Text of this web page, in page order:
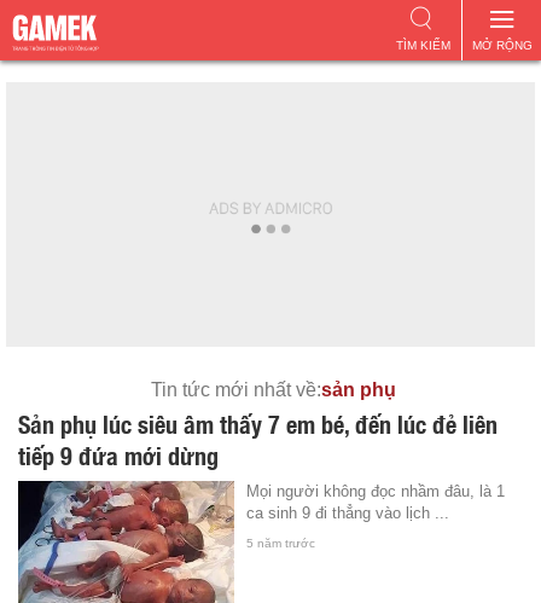
MỞ RỘNG
TÌM KIẾM
Tin tức mới nhất về:sản phụ
Sản phụ lúc siêu âm thấy 7 em bé, đến lúc đẻ liên
tiếp 9 đứa mới dừng
Mọi người không đọc nhầm đâu, là 1
ca sinh 9 đi thẳng vào lịch ...
5 năm trước